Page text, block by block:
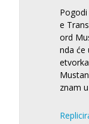
e
ord
nda će
znam